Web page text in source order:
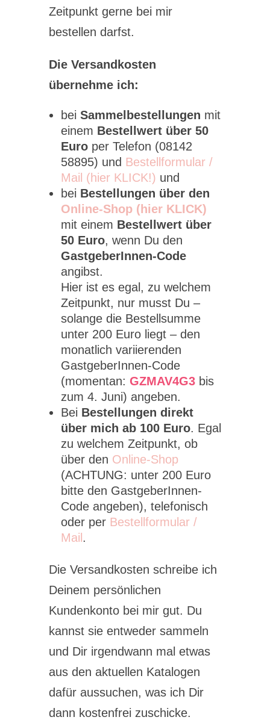
Zeitpunkt gerne bei mir
bestellen darfst.
Die Versandkosten
übernehme ich:
bei Sammelbestellungen mit
einem Bestellwert über 50
Euro per Telefon (08142
58895) und Bestellformular /
Mail (hier KLICK!) und
bei Bestellungen über den
Online-Shop (hier KLICK)
mit einem Bestellwert über
50 Euro, wenn Du den
GastgeberInnen-Code
angibst.
Hier ist es egal, zu welchem
Zeitpunkt, nur musst Du –
solange die Bestellsumme
unter 200 Euro liegt – den
monatlich variierenden
GastgeberInnen-Code
(momentan: GZMAV4G3bis
zum 4. Juni) angeben.
Bei Bestellungen direkt
über mich ab 100 Euro. Egal
zu welchem Zeitpunkt, ob
über den Online-Shop
(ACHTUNG: unter 200 Euro
bitte den GastgeberInnen-
Code angeben), telefonisch
oder per Bestellformular /
Mail .
Die Versandkosten schreibe ich
Deinem persönlichen
Kundenkonto bei mir gut. Du
kannst sie entweder sammeln
und Dir irgendwann mal etwas
aus den aktuellen Katalogen
dafür aussuchen, was ich Dir
dann kostenfrei zuschicke.